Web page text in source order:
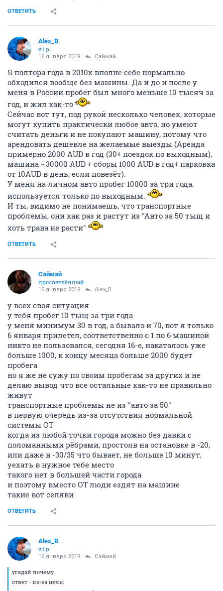
ОТВЕТИТЬ
Alex_B
v.i.p.
16 января 2019 Сэймэй
Я полтора года в 2010х вполне себе нормально
обходился вообще без машины. Да и до и после у
меня в России пробег был много меньше 10 тысяч за
год, и жил как-то
Сейчас вот тут, под рукой несколько человек, которые
могут купить практически любое авто, но умеют
считать деньги и не покупают машину, потому что
арендовать дешевле на желаемые выезды (Аренда
примерно 2000 AUD в год (30+ поездок по выходным),
машина ~30000 AUD + сборы 1000 AUD в год+ парковка
от 10AUD в день, если повезёт).
У меня на личном авто пробег 10000 за три года,
используется только по выходным.
И ты, видимо не понимаешь, что транспортные
проблемы, они как раз и растут из "Авто за 50 тыщ и
хоть трава не расти"
ОТВЕТИТЬ
Сэймэй
просветлённый
16 января 2019 Alex_B
у всех своя ситуация
у тебя пробег 10 тыщ за три года
у меня минимум 30 в год, а бывало и 70, вот я только
6 января прилетел, соответственно с 1 по 6 машиной
никто не пользовался, сегодня 16-е, накаталось уже
больше 1000, к концу месяца больше 2000 будет
пробега
но я же не сужу по своим пробегам за других и не
делаю вывод что все остальные как-то не правильно
живут
транспортные проблемы не из "авто за 50"
в первую очередь из-за отсутствия нормальной
системы ОТ
когда из любой точки города можно без давки с
поломанными рёбрами, простояв на остановке в -20,
или даже в -30/35 что бывает, не больше 10 минут,
уехать в нужное тебе место
такого нет в большей части города
и поэтому вместо ОТ люди ездят на машине
такие вот селяви
ОТВЕТИТЬ
Alex_B
v.i.p.
16 января 2019 Сэймэй
угадай почему
ответ - из-за цены